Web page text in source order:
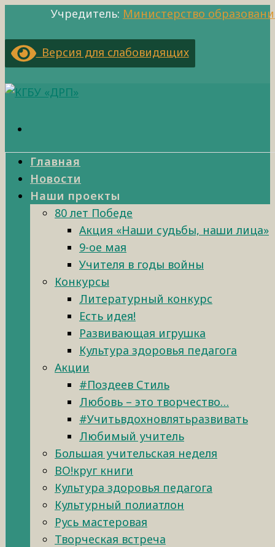
Учредитель: Министерство
Версия для слабовидящих
Главная
Новости
Наши проекты
80 лет Победе
Акция «Наши судьбы, наши лица»
9-ое мая
Учителя в годы войны
Конкурсы
Литературный конкурс
Есть идея!
Развивающая игрушка
Культура здоровья педагога
Акции
#Поздеев Стиль
Любовь – это творчество…
#Учитьвдохновлятьразвивать
Любимый учитель
Большая учительская неделя
ВО!круг книги
Культура здоровья педагога
Культурный полиатлон
Русь мастеровая
Творческая встреча